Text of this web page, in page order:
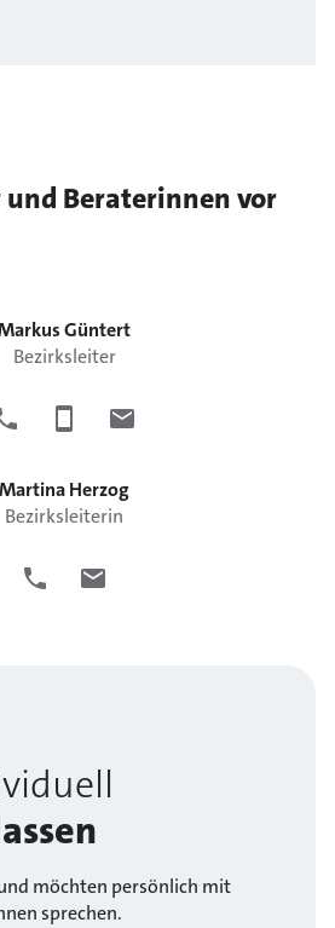
und Beraterinnen vor
Güntert
Bezirksleiter
MartinaHerzog
Bezirksleiterin
möchten persönlich mit
sprechen.